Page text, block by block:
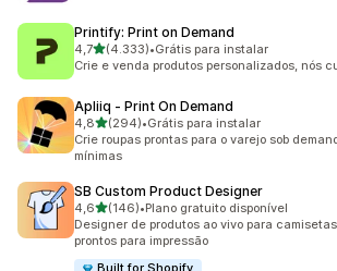
Printify: Print on Demand
4,7de 5 estrelas
(4.333)
4333 avaliações ao todo
•Grátis para instalar
Crie e venda produtos personalizados, nós
Apliiq ‑ Print On Demand
4,8de 5 estrelas
(294)
294 avaliações ao todo
•Grátis para instalar
Crie roupas prontas para o varejo sob
mínimas
SB Custom Product Designer
4,6de 5 estrelas
(146)
146 avaliações ao todo
•Plano gratuito disponível
Designer de produtos ao vivo para
prontos para impressão